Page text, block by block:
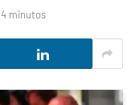
4 minutos